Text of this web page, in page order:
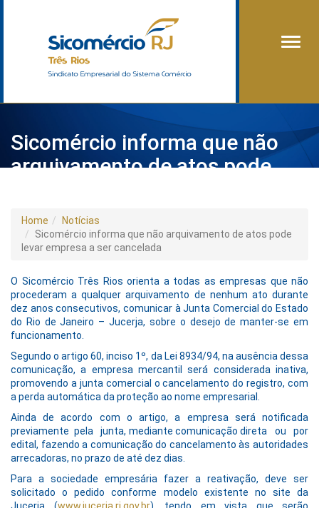
Sicomércio informa que não
arquivamento de atos pode
Home
Notícias
Sicomércio informa que não arquivamento de atos pode
levar empresa a ser cancelada
O Sicomércio Três Rios orienta a todas as empresas que não
procederam a qualquer arquivamento de nenhum ato durante
dez anos consecutivos, comunicar à Junta Comercial do Estado
do Rio de Janeiro – Jucerja, sobre o desejo de manter-se em
funcionamento.
Segundo o artigo 60, inciso 1º, da Lei 8934/94, na ausência dessa
comunicação, a empresa mercantil será considerada inativa,
promovendo a junta comercial o cancelamento do registro, com
a perda automática da proteção ao nome empresarial.
Ainda de acordo com o artigo, a empresa será notificada
previamente pela junta, mediante comunicação direta ou por
edital, fazendo a comunicação do cancelamento às autoridades
arrecadoras, no prazo de até dez dias.
Para a sociedade empresária fazer a reativação, deve ser
solicitado o pedido conforme modelo existente no site da
Jucerja (www.jucerja.rj.gov.br), tendo em vista que serão